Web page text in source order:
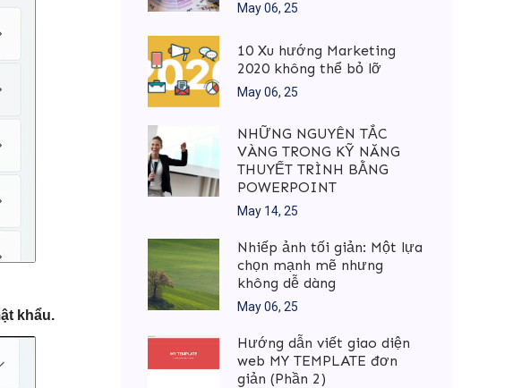
khẩu.
May 06, 25
10 Xu hướng Marketing
2020 không thể bỏ lỡ
May 06, 25
NHỮNG NGUYÊN TẮC
VÀNG TRONG KỸ NĂNG
THUYẾT TRÌNH BẰNG
POWERPOINT
May 14, 25
Nhiếp ảnh tối giản: Một lựa
chọn mạnh mẽ nhưng
không dễ dàng
May 06, 25
Hướng dẫn viết giao diện
web MY TEMPLATE đơn
giản (Phần 2)